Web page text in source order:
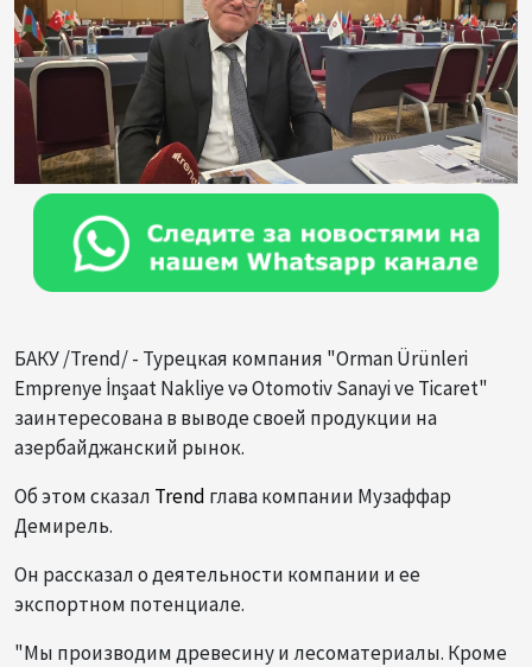
БАКУ /Trend/ - Турецкая компания "Orman Ürünleri
Emprenye İnşaat Nakliye və Otomotiv Sanayi ve Ticaret"
заинтересована в выводе своей продукции на
азербайджанский рынок.
Об этом сказал Trend глава компании Музаффар
Демирель.
Он рассказал о деятельности компании и ее
экспортном потенциале.
"Мы производим древесину и лесоматериалы. Кроме